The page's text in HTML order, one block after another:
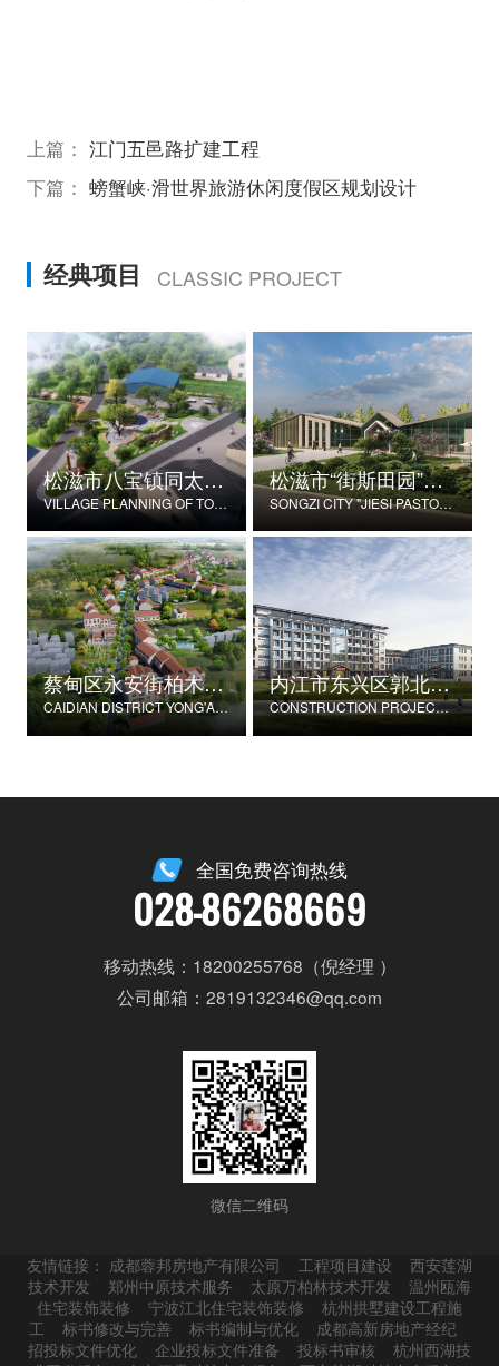
上篇： 江门五邑路扩建工程
下篇： 螃蟹峡·滑世界旅游休闲度假区规划设计
经典项目 CLASSIC PROJECT
松滋市八宝镇同太湖村村庄规划
VILLAGE PLANNING OF TONGTAIHU VILLAGE, BABAO TOWN, SONGZI CITY
松滋市“街斯田园”美丽乡村示范片建设项目
SONGZI CITY "JIESI PASTORAL" BEAUTIFUL RURAL DEMONSTRATION FILM CONSTRUCTION PROJECT
蔡甸区永安街柏木村郭家庄湾省级美丽乡村试点建设项目
CAIDIAN DISTRICT YONG'AN STREET CYPRESS VILLAGE GUOJIAZHUANG BAY PROVINCIAL BEAUTIFUL VILLAGE PILOT CONSTRUCTION PROJECT
内江市东兴区郭北养老服务中心建设项目
CONSTRUCTION PROJECT OF GUOBEI ELDERLY SERVICE CENTER IN DONGXING DISTRICT, NEIJIANG CITY
全国免费咨询热线
028-86268669
移动热线：18200255768（倪经理 ）
公司邮箱：2819132346@qq.com
微信二维码
友情链接： 成都蓉邦房地产有限公司 工程项目建设
西安莲湖
技术开发
郑州中原技术服务 太原万柏林技术开发
温州瓯海
住宅装饰装修
宁波江北住宅装饰装修
杭州拱墅建设工程施
工
标书修改与完善 标书编制与优化
成都高新房地产经纪
招投标文件优化
企业投标文件准备 投标书审核
杭州西湖技